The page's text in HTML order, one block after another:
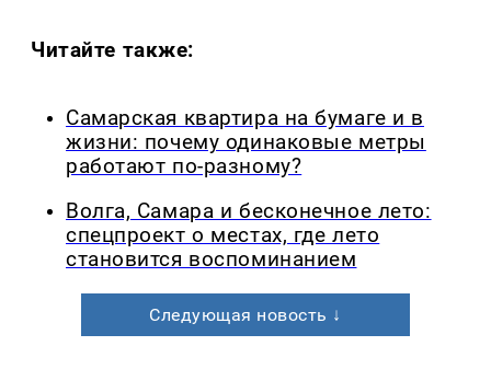
Читайте также:
Самарская квартира на бумаге и в
жизни: почему одинаковые метры
работают по-разному?
Волга, Самара и бесконечное лето:
спецпроект о местах, где лето
становится воспоминанием
Следующая новость ↓